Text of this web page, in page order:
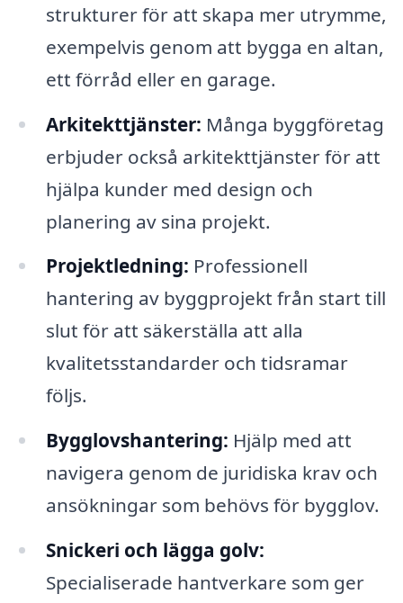
strukturer för att skapa mer utrymme,
exempelvis genom att bygga en altan,
ett förråd eller en garage.
Arkitekttjänster: Många byggföretag
erbjuder också arkitekttjänster för att
hjälpa kunder med design och
planering av sina projekt.
Projektledning: Professionell
hantering av byggprojekt från start till
slut för att säkerställa att alla
kvalitetsstandarder och tidsramar
följs.
Bygglovshantering: Hjälp med att
navigera genom de juridiska krav och
ansökningar som behövs för bygglov.
Snickeri och lägga golv:
Specialiserade hantverkare som ger